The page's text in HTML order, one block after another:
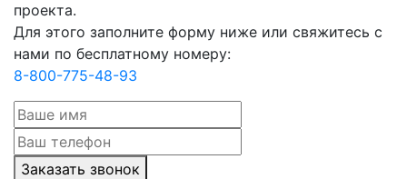
проекта.
Для этого заполните форму ниже или свяжитесь с
нами по бесплатному номеру:
8-800-775-48-93
Заказать звонок